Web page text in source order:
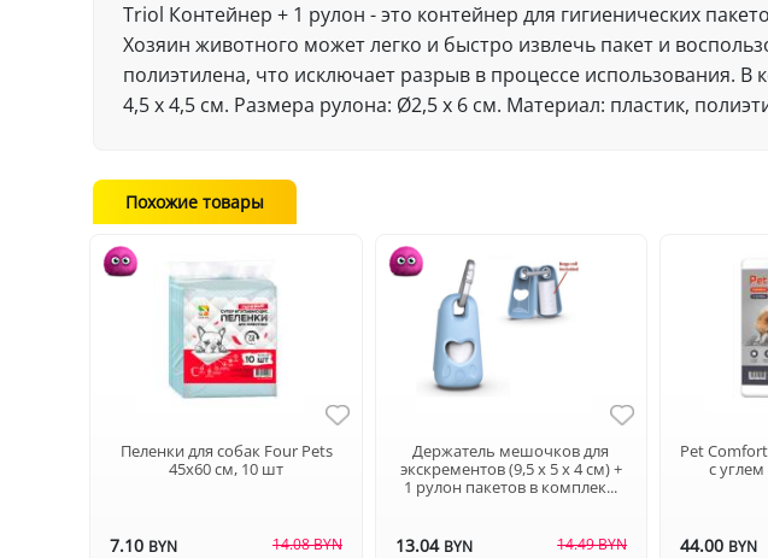
Triol Контейнер + 1 рулон - это контейнер для гигиенических
Хозяин животного может легко и быстро извлечь пакет и
полиэтилена, что исключает разрыв в процессе использования.
4,5 х 4,5 см. Размера рулона: Ø2,5 х 6 см. Материал: пластик,
Похожие товары
Пеленки для собак Four Pets
45х60 см, 10 шт
7.10 BYN 14.08 BYN
Держатель мешочков для
экскрементов (9,5 x 5 x 4 см) +
1 рулон пакетов в комплек...
13.04 BYN 14.49 BYN
Pet
с
44.00 BYN